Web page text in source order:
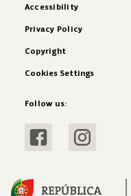
Accessibility
Privacy Policy
Copyright
Cookies Settings
Follow us:
Visit Facebook
Visit